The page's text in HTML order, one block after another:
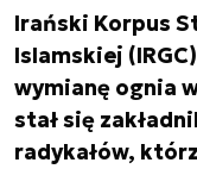
Irański Korpus
Islamskiej
wymianę ognia
stał się
radykałów,